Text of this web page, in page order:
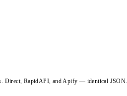
Direct, RapidAPI, and Apify — identical JSON.